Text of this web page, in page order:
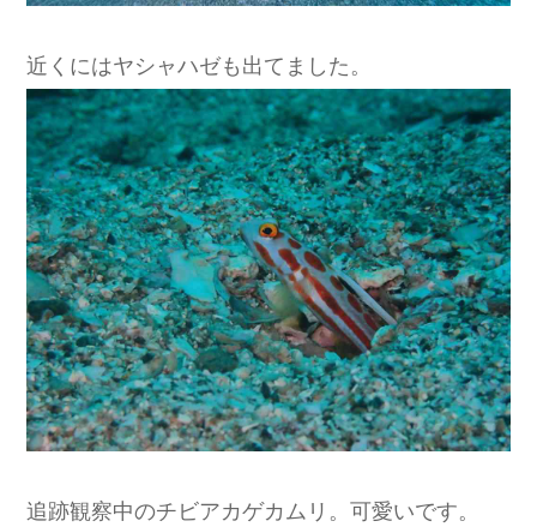
近くにはヤシャハゼも出てました。
追跡観察中のチビアカゲカムリ。可愛いです。